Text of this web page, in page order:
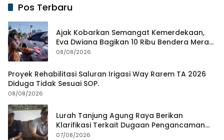
Pos Terbaru
Ajak Kobarkan Semangat Kemerdekaan,
Eva Dwiana Bagikan 10 Ribu Bendera Merah
Putih ke Warga
08/08/2026
Proyek Rehabilitasi Saluran Irigasi Way Rarem TA 2026
Diduga Tidak Sesuai SOP.
08/08/2026
Lurah Tanjung Agung Raya Berikan
Klarifikasi Terkait Dugaan Pengancaman
Antar Warga Yang Berujung Laporan ke
07/08/2026